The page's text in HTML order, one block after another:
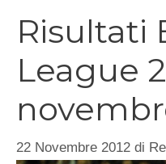
Risultati
League
22 Novembre 2012 di